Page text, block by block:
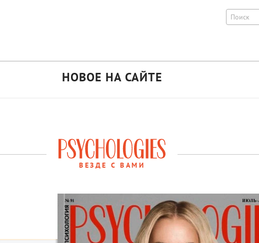
НОВОЕ НА САЙТЕ
ВЕЗДЕ С ВАМИ